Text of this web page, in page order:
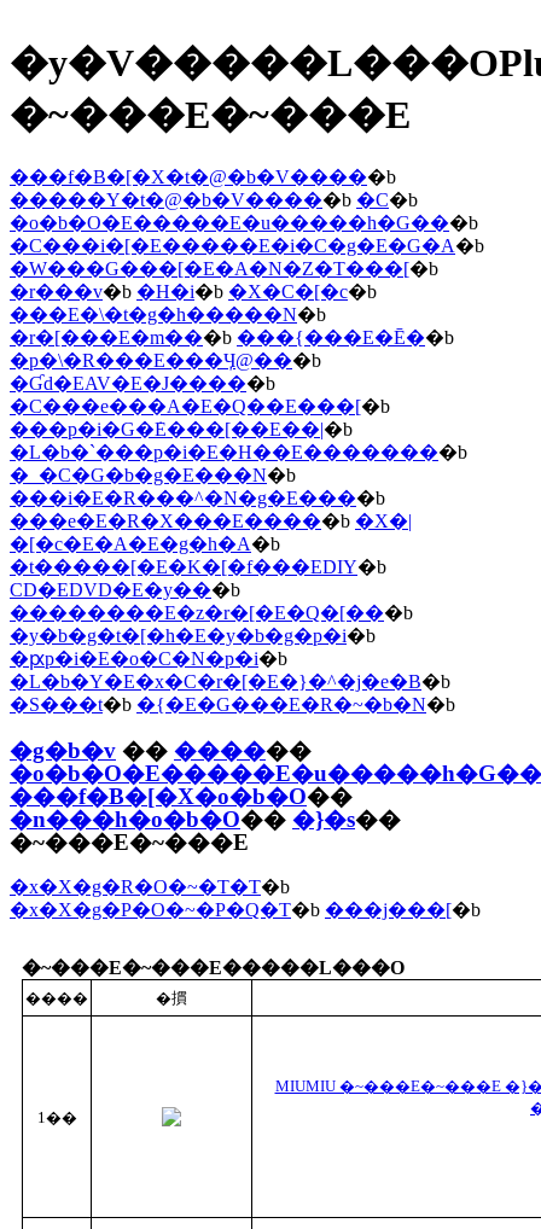
�~���E�~���E
���f�B�[�X�t�@�b�V�����b
�����Y�t�@�b�V�����b �C�b
�o�b�O�E�����E�u�����h�G���b
�C���i�[�E�����E�i�C�g�E�G�A�b
�W���G���[�E�A�N�Z�T���[�b
�r���v�b �H�i�b �X�C�[�c�b
���E�\�t�g�h�����N�b
�r�[���E�m���b ���{���E�Ē��b
�p�\�R���E���Ӌ@���b
�Ɠd�EAV�E�J�����b
�C���e���A�E�Q��E���[�b
���p�i�G�݁E���[��E��|�b
�L�b�`���p�i�E�H��E��������b
�_�C�G�b�g�E���N�b
���i�E�R���^�N�g�E����b
���e�E�R�X���E�����b �X�|
�[�c�E�A�E�g�h�A�b
�t�����[�E�K�[�f���EDIY�b
CD�EDVD�E�y���b
��������E�z�r�[�E�Q�[���b
�y�b�g�t�[�h�E�y�b�g�p�i�b
�ԗp�i�E�o�C�N�p�i�b
�L�b�Y�E�x�C�r�[�E�}�^�j�e�B�b
�S���t�b �{�E�G���E�R�~�b�N�b
�g�b�v �� ������
�o�b�O�E�����E�u�����h�G��
���f�B�[�X�o�b�O��
�n���h�o�b�O�� �}�s��
�~���E�~���E
�x�X�g�R�O�~�T�T�b
�x�X�g�P�O�~�P�Q�T�b ���j���[�b
�~���E�~���E�����L���O
���� �摜
1��
MIUMIU �~���E�~���E